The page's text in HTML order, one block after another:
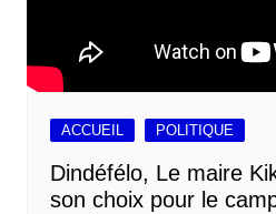
ACCUEIL POLITIQUE
Dindéfélo, Le maire
son choix pour le